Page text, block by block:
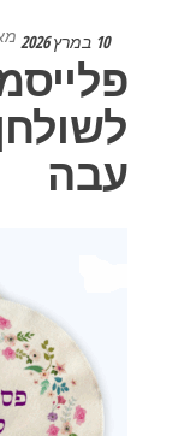
10 במרץ 2026
עבה